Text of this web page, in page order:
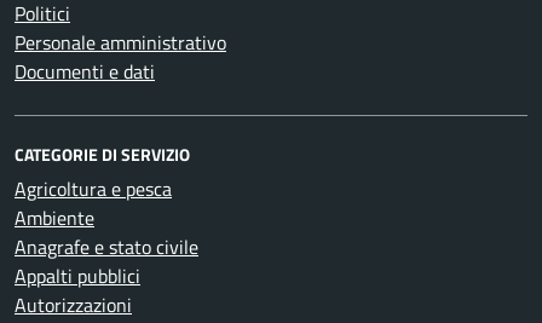
Politici
Personale amministrativo
Documenti e dati
CATEGORIE DI SERVIZIO
Agricoltura e pesca
Ambiente
Anagrafe e stato civile
Appalti pubblici
Autorizzazioni